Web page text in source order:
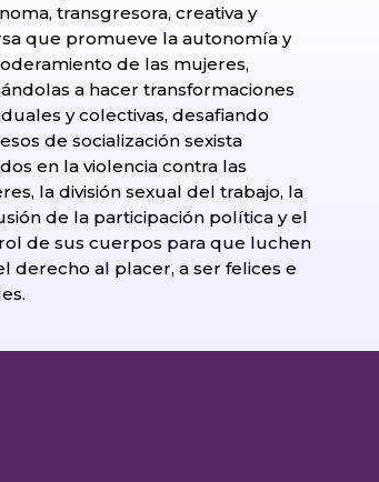
transgresora, creativa y
que promueve la autonomía y
de las mujeres,
a hacer transformaciones
y colectivas, desafiando
de socialización sexista
en la violencia contra las
la división sexual del trabajo, la
de la participación política y el
de sus cuerpos para que luchen
derecho al placer, a ser felices e